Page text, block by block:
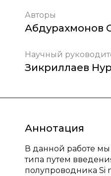
Авторы
Абдурахмонов
Научный
Зикриллаев
Аннотация
В данной работе
типа путем
полупроводника Si